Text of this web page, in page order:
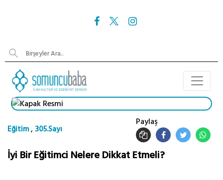
Eğitim, 305.Sayı
Paylaş
İyi Bir Eğitimci Nelere Dikkat Etmeli?